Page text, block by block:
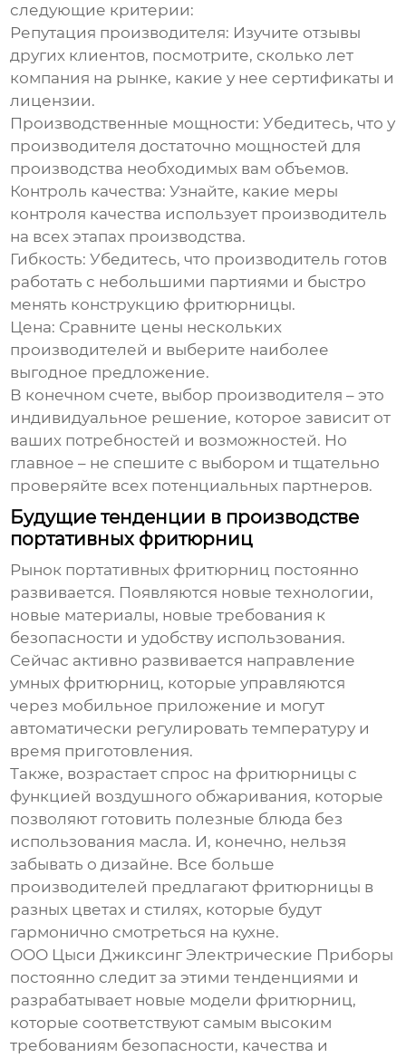
следующие критерии:
Репутация производителя: Изучите отзывы
других клиентов, посмотрите, сколько лет
компания на рынке, какие у нее сертификаты и
лицензии.
Производственные мощности: Убедитесь, что у
производителя достаточно мощностей для
производства необходимых вам объемов.
Контроль качества: Узнайте, какие меры
контроля качества использует производитель
на всех этапах производства.
Гибкость: Убедитесь, что производитель готов
работать с небольшими партиями и быстро
менять конструкцию фритюрницы.
Цена: Сравните цены нескольких
производителей и выберите наиболее
выгодное предложение.
В конечном счете, выбор производителя – это
индивидуальное решение, которое зависит от
ваших потребностей и возможностей. Но
главное – не спешите с выбором и тщательно
проверяйте всех потенциальных партнеров.
Будущие тенденции в производстве
портативных фритюрниц
Рынок портативных фритюрниц постоянно
развивается. Появляются новые технологии,
новые материалы, новые требования к
безопасности и удобству использования.
Сейчас активно развивается направление
умных фритюрниц, которые управляются
через мобильное приложение и могут
автоматически регулировать температуру и
время приготовления.
Также, возрастает спрос на фритюрницы с
функцией воздушного обжаривания, которые
позволяют готовить полезные блюда без
использования масла. И, конечно, нельзя
забывать о дизайне. Все больше
производителей предлагают фритюрницы в
разных цветах и стилях, которые будут
гармонично смотреться на кухне.
ООО Цыси Джиксинг Электрические Приборы
постоянно следит за этими тенденциями и
разрабатывает новые модели фритюрниц,
которые соответствуют самым высоким
требованиям безопасности, качества и